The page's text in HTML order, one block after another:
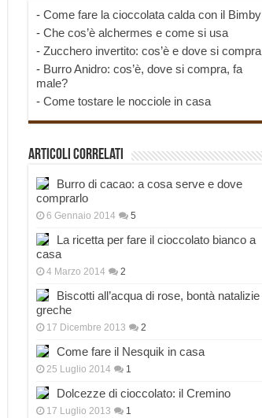
- Come fare la cioccolata calda con il Bimby
- Che cos’è alchermes e come si usa
- Zucchero invertito: cos’è e dove si compra
- Burro Anidro: cos’è, dove si compra, fa
male?
- Come tostare le nocciole in casa
Articoli correlati
Burro di cacao: a cosa serve e dove
comprarlo
6 Gennaio 2014 5
La ricetta per fare il cioccolato bianco a
casa
4 Marzo 2014 2
Biscotti all’acqua di rose, bontà natalizie
greche
17 Dicembre 2013 2
Come fare il Nesquik in casa
25 Luglio 2014 1
Dolcezze di cioccolato: il Cremino
17 Luglio 2013 1